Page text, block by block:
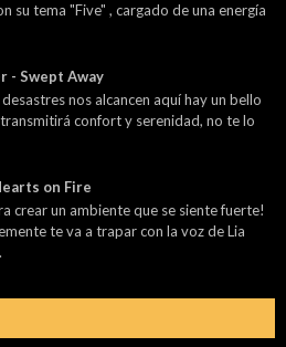
su tema "Five" , cargado de una energía
- Swept Away
nos alcancen aquí hay un bello
confort y serenidad, no te lo
on Fire
crear un ambiente que se siente fuerte!
te va a trapar con la voz de Lia